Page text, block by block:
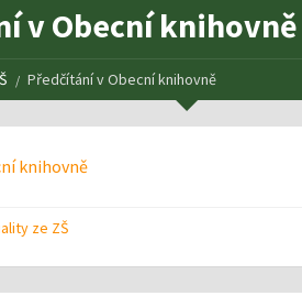
v Obecní knihovně
Předčítání v Obecní knihovně
knihovně
ze ZŠ